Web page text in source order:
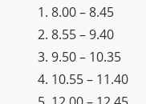
8.00 – 8.45
8.55 – 9.40
9.50 – 10.35
10.55 – 11.40